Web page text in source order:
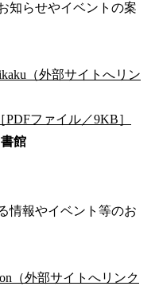
知らせやイベントの案
（外部サイトへリン
ファイル／9KB］
館
情報やイベント等のお
（外部サイトへリンク